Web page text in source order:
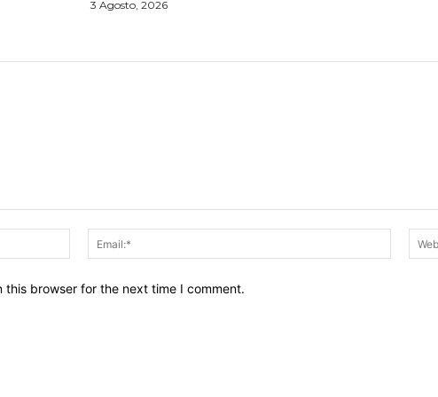
3 Agosto, 2026
Name:*
Email:*
this browser for the next time I comment.